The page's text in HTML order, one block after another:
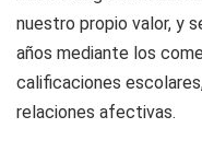
nuestro propio valor, y
años mediante los
calificaciones
relaciones afectivas.